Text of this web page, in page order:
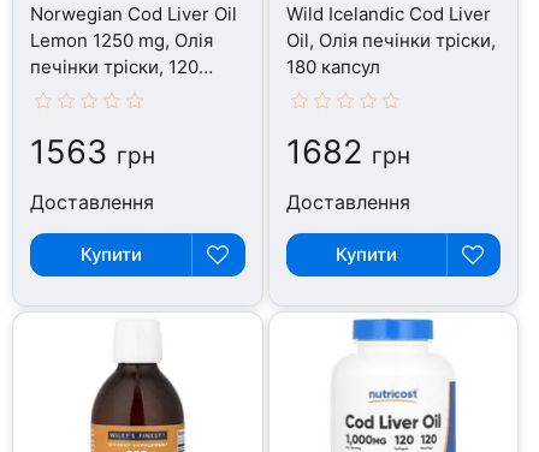
Norwegian Cod Liver Oil
Lemon 1250 mg, Олія
печінки тріски, 120
капсул
1563 грн
Доставлення
Купити
Wild Icelandic Cod Liver
Oil, Олія печінки тріски,
180 капсул
1682 грн
Доставлення
Купити